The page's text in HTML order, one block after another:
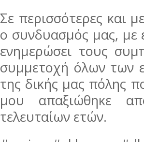
Σε περισσότερες και
ο συνδυασμός μας, με
ενημερώσει τους
συμμετοχή όλων των
της δικής μας πόλης
μου απαξιώθηκε
τελευταίων ετών.